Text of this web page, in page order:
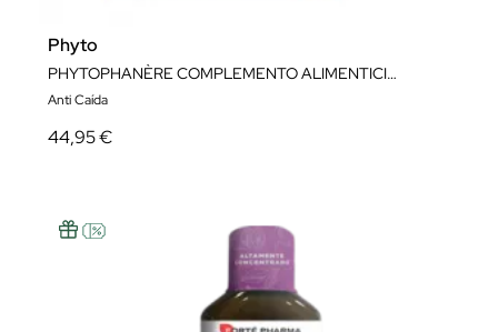
Phyto
PHYTOPHANÈRE COMPLEMENTO ALIMENTICIO PELO & UÑAS 240 CÁPSULAS
Anti Caída
44,95 €